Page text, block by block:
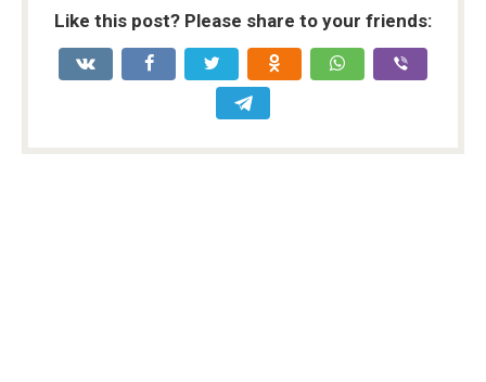
Like this post? Please share to your friends: